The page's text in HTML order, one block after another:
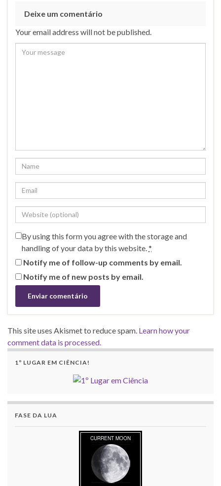
Deixe um comentário
Your email address will not be published.
By using this form you agree with the storage and
handling of your data by this website.*
Notify me of follow-up comments by email.
Notify me of new posts by email.
This site uses Akismet to reduce spam. Learn how your
comment data is processed.
1º LUGAR EM CIÊNCIA!
FASE DA LUA